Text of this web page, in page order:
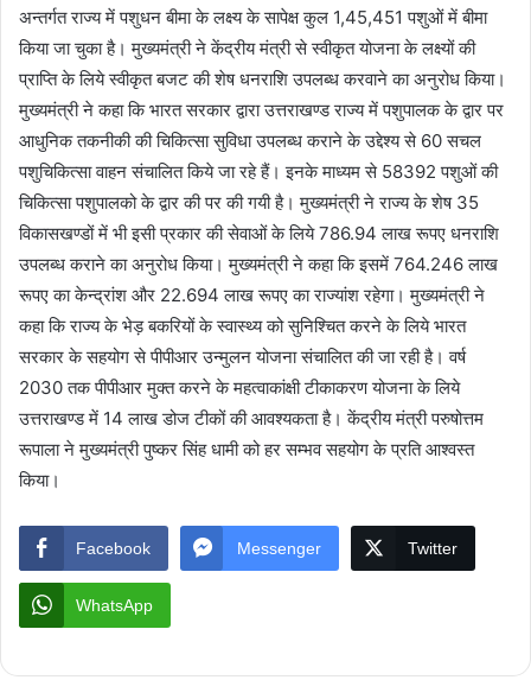
अन्तर्गत राज्य में पशुधन बीमा के लक्ष्य के सापेक्ष कुल 1,45,451 पशुओं में बीमा
किया जा चुका है। मुख्यमंत्री ने केंद्रीय मंत्री से स्वीकृत योजना के लक्ष्यों की
प्राप्ति के लिये स्वीकृत बजट की शेष धनराशि उपलब्ध करवाने का अनुरोध किया।
मुख्यमंत्री ने कहा कि भारत सरकार द्वारा उत्तराखण्ड राज्य में पशुपालक के द्वार पर
आधुनिक तकनीकी की चिकित्सा सुविधा उपलब्ध कराने के उद्देश्य से 60 सचल
पशुचिकित्सा वाहन संचालित किये जा रहे हैं। इनके माध्यम से 58392 पशुओं की
चिकित्सा पशुपालको के द्वार की पर की गयी है। मुख्यमंत्री ने राज्य के शेष 35
विकासखण्डों में भी इसी प्रकार की सेवाओं के लिये 786.94 लाख रूपए धनराशि
उपलब्ध कराने का अनुरोध किया। मुख्यमंत्री ने कहा कि इसमें 764.246 लाख
रूपए का केन्द्रांश और 22.694 लाख रूपए का राज्यांश रहेगा। मुख्यमंत्री ने
कहा कि राज्य के भेड़ बकरियों के स्वास्थ्य को सुनिश्चित करने के लिये भारत
सरकार के सहयोग से पीपीआर उन्मुलन योजना संचालित की जा रही है। वर्ष
2030 तक पीपीआर मुक्त करने के महत्वाकांक्षी टीकाकरण योजना के लिये
उत्तराखण्ड में 14 लाख डोज टीकों की आवश्यकता है। केंद्रीय मंत्री परुषोत्तम
रूपाला ने मुख्यमंत्री पुष्कर सिंह धामी को हर सम्भव सहयोग के प्रति आश्वस्त
किया।
Facebook Messenger Twitter
WhatsApp